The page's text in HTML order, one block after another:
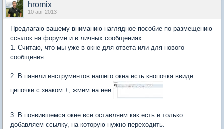
hromix
10 авг 2013
Предлагаю вашему вниманию наглядное пособие по размещению
ссылок на форуме и в личных сообщениях.
1. Считаю, что мы уже в окне для ответа или для нового
сообщения.
2. В панели инструментов нашего окна есть кнопочка ввиде
цепочки с знаком +, жмем на нее.
3. В появившемся окне все оставляем как есть и только
добавляем ссылку, на которую нужно переходить.